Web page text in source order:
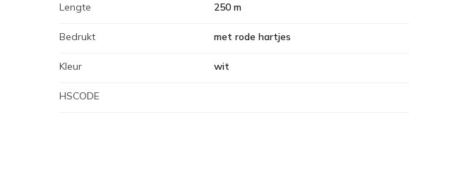
Lengte 250 m
Bedrukt met rode hartjes
Kleur wit
HSCODE